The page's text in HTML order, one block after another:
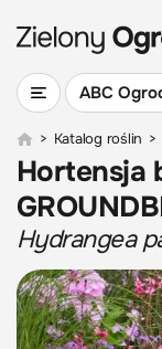
ABC
> Katalog roślin >
Hortensja
Hydrangea